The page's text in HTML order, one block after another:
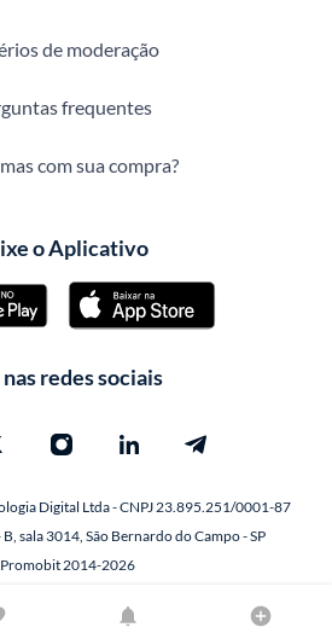
de moderação
frequentes
com sua compra?
o Aplicativo
nas redes sociais
Digital Ltda - CNPJ 23.895.251/0001-87
sala 3014, São Bernardo do Campo - SP
2014-2026